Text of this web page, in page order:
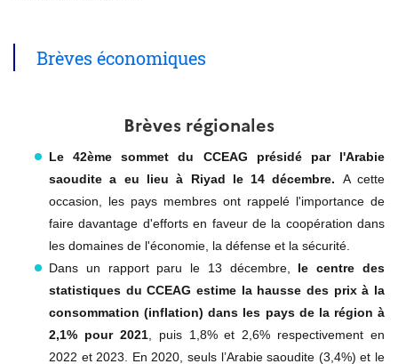
Brèves économiques
Brèves régionales
Le 42ème sommet du CCEAG présidé par l'Arabie
saoudite a eu lieu à Riyad le 14 décembre. A cette
occasion, les pays membres ont rappelé l'importance de
faire davantage d'efforts en faveur de la coopération dans
les domaines de l'économie, la défense et la sécurité.
Dans un rapport paru le 13 décembre,
le centre des
statistiques du CCEAG estime la hausse des prix à la
consommation (inflation) dans les pays de la région à
2,1% pour 2021, puis 1,8% et 2,6% respectivement en
2022 et 2023. En 2020, seuls l’Arabie saoudite (3,4%) et le